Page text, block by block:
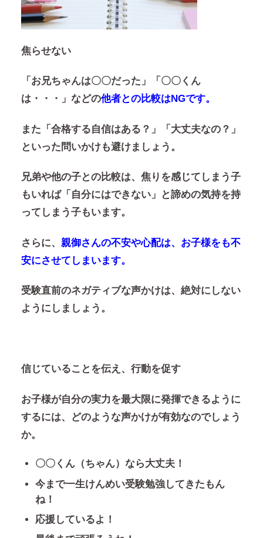
焦らせない
「お兄ちゃんは〇〇だった」「〇〇くん
は・・・」などの他者との比較はNGです。
また「合格する自信はある？」「大丈夫なの？」
といった問いかけも避けましょう。
兄弟や他の子との比較は、焦りを感じてしまう子
もいれば「自分にはできない」と諦めの気持を持
ってしまう子もいます。
さらに、 親御さんの不安や心配は、お子様をも不
安にさせてしまいます。
受験直前のネガティブな声かけは、絶対にしない
ようにしましょう。
信じていることを伝え、行動を促す
お子様が自分の実力を最大限に発揮できるように
するには、どのような声かけが有効なのでしょう
か。
〇〇くん（ちゃん）なら大丈夫！
今まで一生けんめい受験勉強してきたもん
ね！
応援しているよ！